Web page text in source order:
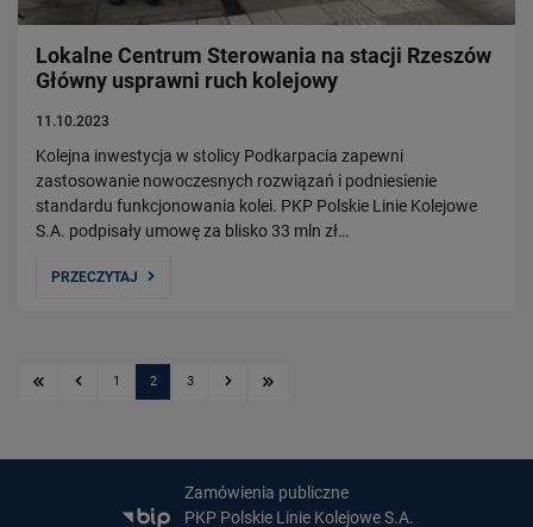
Lokalne Centrum Sterowania na stacji Rzeszów
Główny usprawni ruch kolejowy
11.10.2023
Kolejna inwestycja w stolicy Podkarpacia zapewni
zastosowanie nowoczesnych rozwiązań i podniesienie
standardu funkcjonowania kolei. PKP Polskie Linie Kolejowe
S.A. podpisały umowę za blisko 33 mln zł…
PRZECZYTAJ
Pierwsza stronaPoprzednia strona
1 2 3 Kolejna stronaOstatnia strona
Zamówienia publiczne
PKP Polskie Linie Kolejowe S.A.